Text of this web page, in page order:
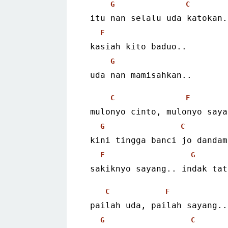
G C
itu nan selalu uda
F
kasiah kito baduo..
G
uda nan mamisahkan..
C F
mulonyo cinto, mulonyo
G C
kini tingga banci jo
F G
sakiknyo sayang.. indak
C F
pailah uda, pailah sayang..
G C